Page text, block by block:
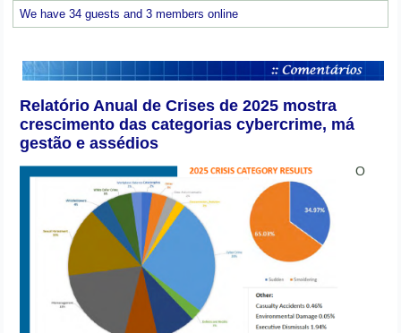
We have 34 guests and 3 members online
Relatório Anual de Crises de 2025 mostra
crescimento das categorias cybercrime, má
gestão e assédios
O